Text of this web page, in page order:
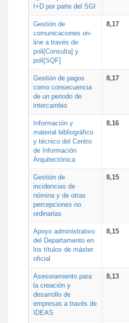
I+D por parte del SGI
Gestión de
comunicaciones on-
line a través de
poli[Consulta] y
poli[SQF]
8,17
Gestión de pagos
como consecuencia
de un periodo de
intercambio
8,17
Información y
material bibliográfico
y técnico del Centro
de Información
Arquitectónica
8,16
Gestión de
incidencias de
nómina y de otras
percepciones no
ordinarias
8,15
Apoyo administrativo
del Departamento en
los títulos de máster
oficial
8,15
Asesoramiento para
la creación y
desarrollo de
empresas a través de
IDEAS
8,13